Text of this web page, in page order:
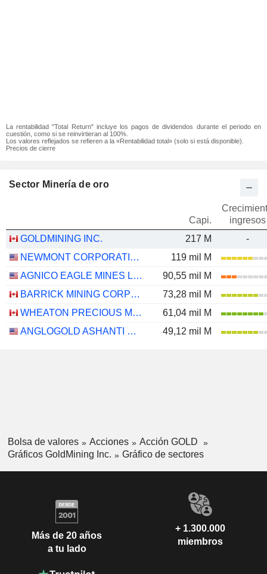
La rentabilidad "Total Return" incluye los pagos de dividendos durante el periodo en
cuestión, como si se reinvirtieran al 100%.
Los valores reflejados se refieren a la «Rentabilidad total» (solo si está disponible).
Precios de cierre
Sector Minería de oro
Capi.
ingresos
GOLDMINING INC.
217 M
-
NEWMONT CORPORATION
119 mil M
AGNICO EAGLE MINES LIMITED
90,55 mil M
BARRICK MINING CORPORATION
73,28 mil M
WHEATON PRECIOUS METALS CORP.
61,04 mil M
ANGLOGOLD ASHANTI PLC
49,12 mil M
Bolsa de valores Acciones
Acción GOLD
Gráficos GoldMining Inc.
Gráfico de sectores
Más de 20 años
a tu lado
+ 1.300.000
miembros